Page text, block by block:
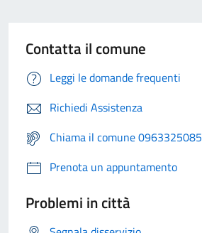
Contatta il comune
Leggi le domande frequenti
Richiedi Assistenza
Chiama il comune 0963325085
Prenota un appuntamento
Problemi in città